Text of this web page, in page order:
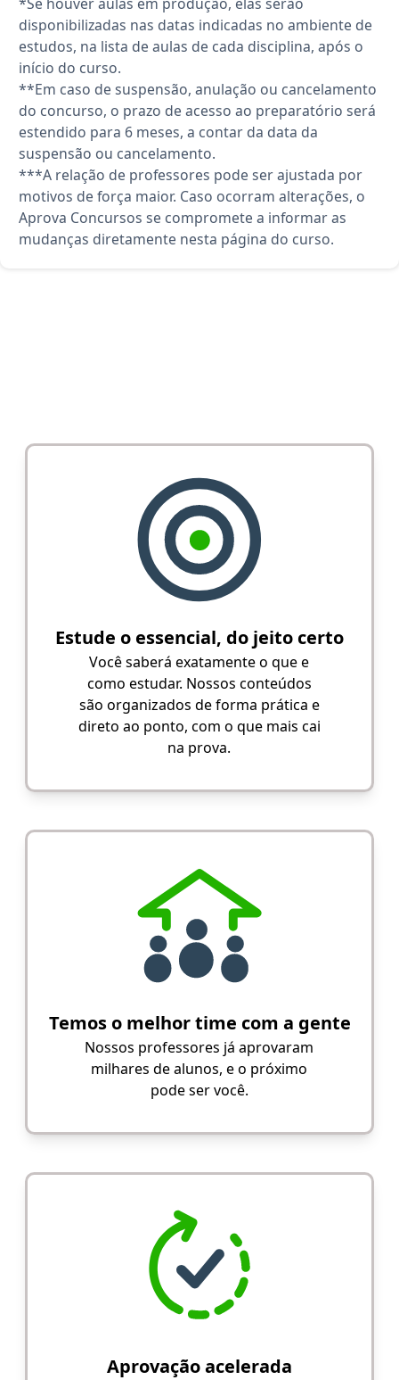
disponibilizadas nas datas indicadas no ambiente de
estudos, na lista de aulas de cada disciplina, após o
início do curso.
**Em caso de suspensão, anulação ou cancelamento
do concurso, o prazo de acesso ao preparatório será
estendido para 6 meses, a contar da data da
suspensão ou cancelamento.
***A relação de professores pode ser ajustada por
motivos de força maior. Caso ocorram alterações, o
Aprova Concursos se compromete a informar as
mudanças diretamente nesta página do curso.
Estude o essencial, do jeito certo
Você saberá exatamente o que e
como estudar. Nossos conteúdos
são organizados de forma prática e
direto ao ponto, com o que mais cai
na prova.
Temos o melhor time com a gente
Nossos professores já aprovaram
milhares de alunos, e o próximo
pode ser você.
Aprovação acelerada